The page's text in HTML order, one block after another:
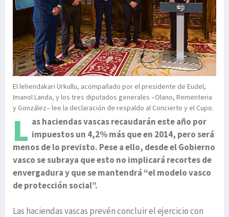
El lehendakari Urkullu, acompañado por el presidente de Eudel,
Imanol Landa, y los tres diputados generales –Olano, Rementeria
y González– lee la declaración de respaldo al Concierto y el Cupo.
L as haciendas vascas recaudarán este año por
impuestos un 4,2% más que en 2014, pero será
menos de lo previsto. Pese a ello, desde el Gobierno
vasco se subraya que esto no implicará recortes de
envergadura y que se mantendrá “el modelo vasco
de protección social”.
Las haciendas vascas prevén concluir el ejercicio con